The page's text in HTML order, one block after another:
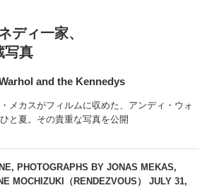
ディ一家、
写真
and the Kennedys
メカスがフィルムに収めた、アンディ・ウォ
と夏。その貴重な写真を公開
PHOTOGRAPHS BY JONAS MEKAS,
MOCHIZUKI（RENDEZVOUS）
JULY 31,